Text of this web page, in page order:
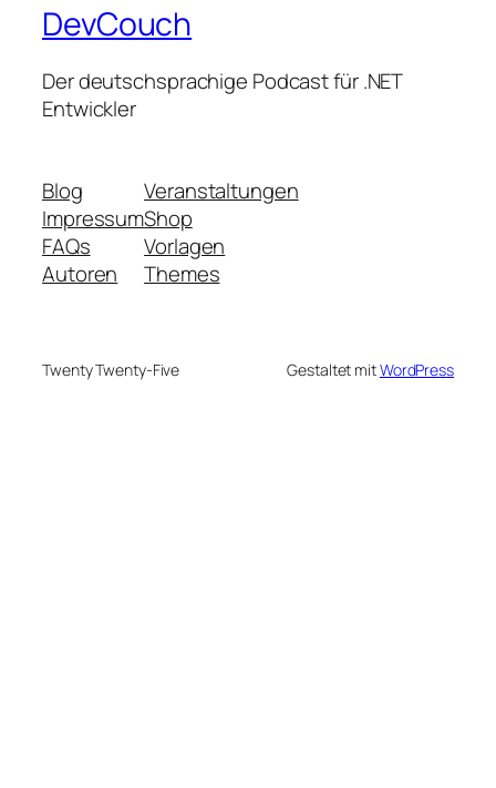
DevCouch
Der deutschsprachige Podcast für .NET
Entwickler
Blog
Impressum
FAQs
Autoren
Veranstaltungen
Shop
Vorlagen
Themes
Twenty Twenty-Five Gestaltet mitWordPress